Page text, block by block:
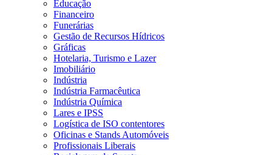
Educação
Financeiro
Funerárias
Gestão de Recursos Hídricos
Gráficas
Hotelaria, Turismo e Lazer
Imobiliário
Indústria
Indústria Farmacêutica
Indústria Química
Lares e IPSS
Logística de ISO contentores
Oficinas e Stands Automóveis
Profissionais Liberais